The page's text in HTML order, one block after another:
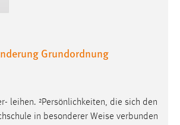
Grundordnung
leihen. ²Persönlichkeiten, die sich den
in besonderer Weise verbunden